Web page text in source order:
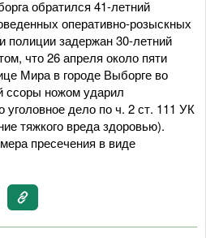
обратился 41-летний
оперативно-розыскных
полиции задержан 30-летний
что 26 апреля около пяти
Мира в городе Выборге во
ссоры ножом ударил
уголовное дело по ч. 2 ст. 111 УК
тяжкого вреда здоровью).
пресечения в виде